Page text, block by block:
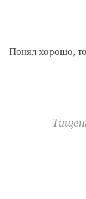
Понял хорошо,